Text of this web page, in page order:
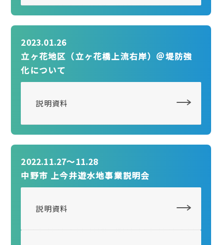
2023.01.26
立ヶ花地区（立ヶ花橋上流右岸）＠堤防強
化について
説明資料
2022.11.27〜11.28
中野市 上今井遊水地事業説明会
説明資料